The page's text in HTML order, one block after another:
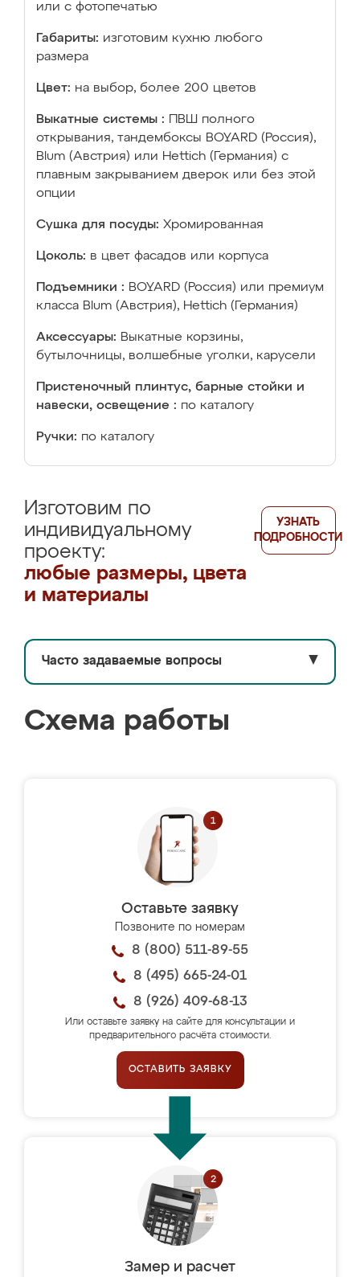
или с фотопечатью
Габариты: изготовим кухню любого
размера
Цвет: на выбор, более 200 цветов
Выкатные системы :
ПВШ полного
открывания, тандембоксы BOYARD (Россия),
Blum (Австрия) или Hettich (Германия) с
плавным закрыванием дверок или без этой
опции
Сушка для посуды: Хромированная
Цоколь: в цвет фасадов или корпуса
Подъемники : BOYARD (Россия) или премиум
класса Blum (Австрия), Hettich (Германия)
Аксессуары: Выкатные корзины,
бутылочницы, волшебные уголки, карусели
Пристеночный плинтус, барные стойки и
навески, освещение : по каталогу
Ручки: по каталогу
Изготовим по
индивидуальному
проекту:
любые размеры, цвета
и материалы
УЗНАТЬ
ПОДРОБНОСТИ
Часто задаваемые вопросы ▼
Схема работы
Оставьте заявку
Позвоните по номерам
8 (800) 511-89-55
8 (495) 665-24-01
8 (926) 409-68-13
Или оставьте заявку на сайте для консультации и
предварительного расчёта стоимости.
ОСТАВИТЬ ЗАЯВКУ
Замер и расчет